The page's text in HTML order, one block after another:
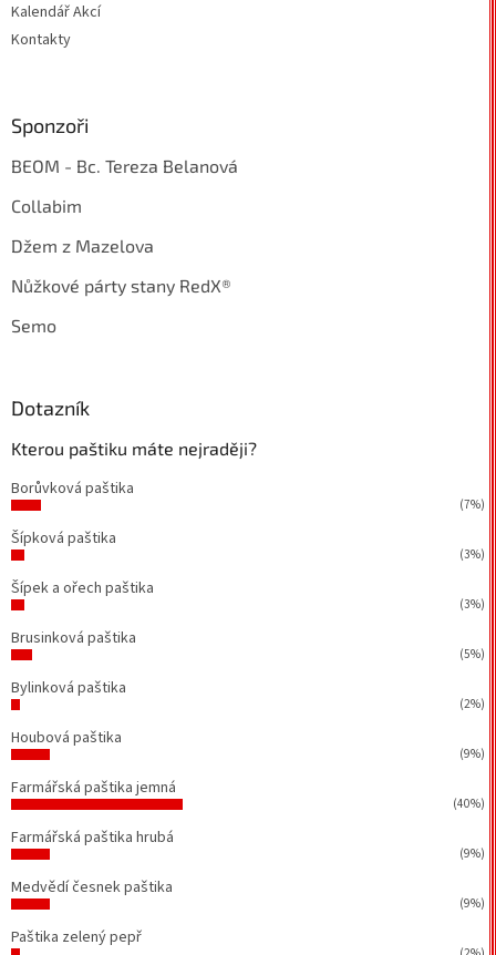
Kalendář Akcí
Kontakty
Sponzoři
BEOM - Bc. Tereza Belanová
Collabim
Džem z Mazelova
Nůžkové párty stany RedX®
Semo
Dotazník
Kterou paštiku máte nejraději?
Borůvková paštika
(7%)
Šípková paštika
(3%)
Šípek a ořech paštika
(3%)
Brusinková paštika
(5%)
Bylinková paštika
(2%)
Houbová paštika
(9%)
Farmářská paštika jemná
(40%)
Farmářská paštika hrubá
(9%)
Medvědí česnek paštika
(9%)
Paštika zelený pepř